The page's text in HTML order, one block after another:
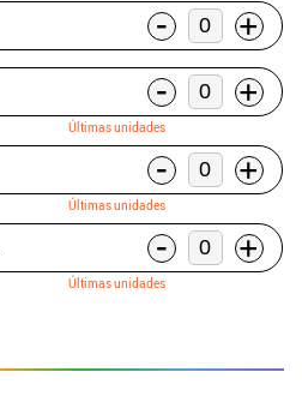
- +
- +
Últimas unidades
- +
Últimas unidades
- +
Últimas unidades